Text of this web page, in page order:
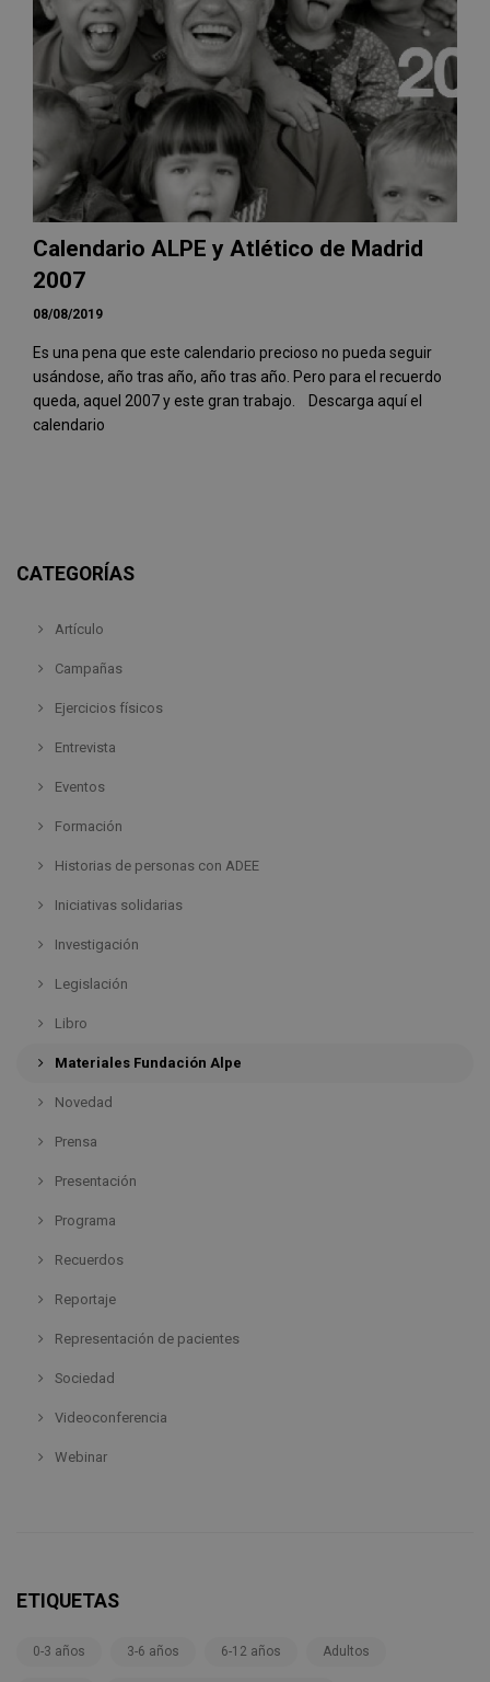
Calendario ALPE y Atlético de Madrid
2007
08/08/2019
Es una pena que este calendario precioso no pueda seguir
usándose, año tras año, año tras año. Pero para el recuerdo
queda, aquel 2007 y este gran trabajo. Descarga aquí el
calendario
CATEGORÍAS
Artículo
Campañas
Ejercicios físicos
Entrevista
Eventos
Formación
Historias de personas con ADEE
Iniciativas solidarias
Investigación
Legislación
Libro
Materiales Fundación Alpe
Novedad
Prensa
Presentación
Programa
Recuerdos
Reportaje
Representación de pacientes
Sociedad
Videoconferencia
Webinar
ETIQUETAS
0-3 años 3-6 años 6-12 años Adultos